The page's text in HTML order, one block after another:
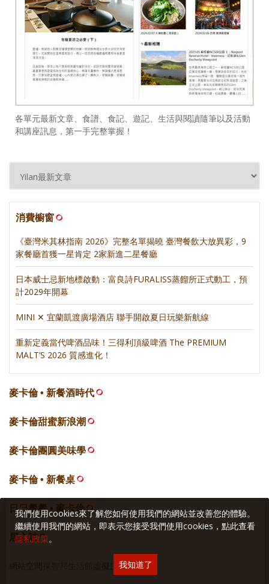
各單元最新文章、食譜、食記、遊記、生活與閱讀隨筆以及活動
和講座訊息，第一手完整掌握！
消費櫥窗
《臺灣米其林指南 2026》完整名單揭曉 臺灣餐飲大放異彩，9
家餐廳首獲一星肯定 2家新進二星餐廳
日本威士忌新地標啟動：富良詩FURALISS蒸餾所正式動工，預
計2029年開幕
MINI ✕ 宜蘭凱渡廣場酒店 聯手開啟夏日玩樂新航線
重新定義當代啤酒品味！三得利頂級啤酒 The PREMIUM
MALT’S 2026 質感進化！
麥卡倫 • 新餐酒時代
麥卡倫甜蜜新浪潮
麥卡倫團圓美味學
麥卡倫 • 新餐桌
日日餐餐 • 麥卡倫
居心誌
網站空間 虛擬主機
我們使用cookies來了解您如何使用我們的網站並改善您的體驗。
繼續使用我們的網站，即表示您接受我們使用cookies，點此查看
隱私政策。
我知道了